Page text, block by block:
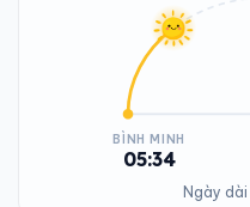
BÌNH MINH
05:34
Ngày dài